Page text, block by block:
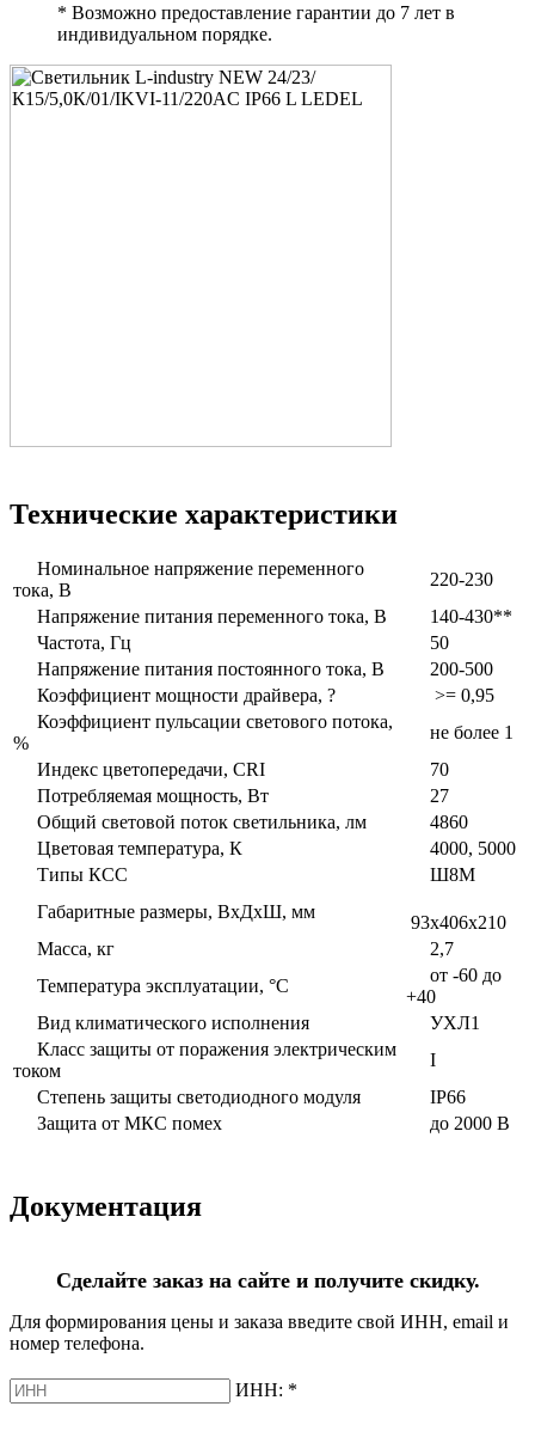
* Возможно предоставление гарантии до 7 лет в
индивидуальном порядке.
Технические характеристики
Номинальное напряжение переменного
тока, В
220-230
Напряжение питания переменного тока, В
140-430**
Частота, Гц
50
Напряжение питания постоянного тока, В
200-500
Коэффициент мощности драйвера, ?
>= 0,95
Коэффициент пульсации светового потока,
%
не более 1
Индекс цветопередачи, CRI
70
Потребляемая мощность, Вт
27
Общий световой поток светильника, лм
4860
Цветовая температура, К
4000, 5000
Типы КСС
Ш8М
Габаритные размеры, ВxДxШ, мм
93x406x210
Масса, кг
2,7
Температура эксплуатации, °С
от -60 до
+40
Вид климатического исполнения
УХЛ1
Класс защиты от поражения электрическим
током
I
Степень защиты светодиодного модуля
IP66
Защита от МКС помех
до 2000 В
Документация
Сделайте заказ на сайте и получите скидку.
Для формирования цены и заказа введите свой ИНН, email и
номер телефона.
ИНН: *